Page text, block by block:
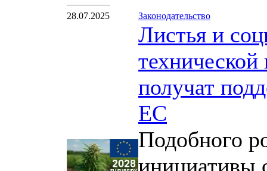
28.07.2025 Законодательство
Листья и
технической
получат
ЕС
Подобного
инициативы